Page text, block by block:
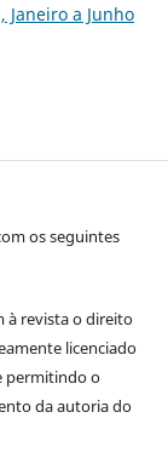
Janeiro a Junho
os seguintes
à revista o direito
licenciado
permitindo o
da autoria do